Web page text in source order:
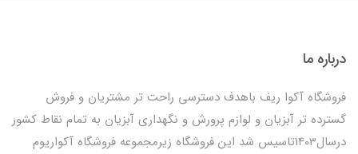
درباره ما
فروشگاه آکوا ریف باهدف دسترسی راحت تر مشتریان و فروش
گسترده تر آبزیان و لوازم پرورش و نگهداری آبزیان به تمام نقاط کشور
درسال1403تاسیس شد این فروشگاه زیرمجموعه فروشگاه آکواریوم